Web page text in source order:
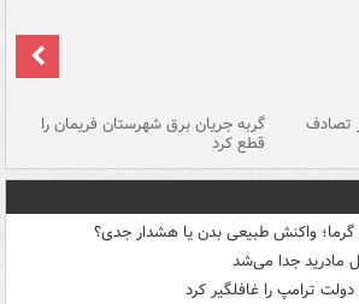
اثر تصادف گربه جریان برق شهرستان فریمان را
قطع کرد
واکنش طبیعی بدن یا هشدار جدی؟
مادرید جدا می‌شد
دولت ترامپ را غافلگیر کرد